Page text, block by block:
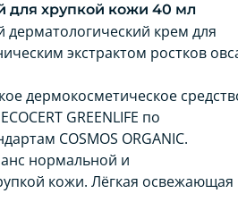
для хрупкой кожи 40 мл
крем для
экстрактом ростков
дермокосметическое
GREENLIFE по
COSMOS ORGANIC.
нормальной и
кожи. Лёгкая освежающая